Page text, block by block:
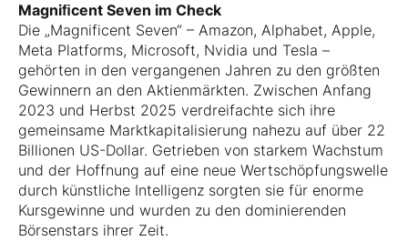
Magniﬁcent Seven im Check
Die „Magnificent Seven“ – Amazon, Alphabet, Apple,
Meta Platforms, Microsoft, Nvidia und Tesla –
gehörten in den vergangenen Jahren zu den größten
Gewinnern an den Aktienmärkten. Zwischen Anfang
2023 und Herbst 2025 verdreifachte sich ihre
gemeinsame Marktkapitalisierung nahezu auf über 22
Billionen US-Dollar. Getrieben von starkem Wachstum
und der Hoffnung auf eine neue Wertschöpfungswelle
durch künstliche Intelligenz sorgten sie für enorme
Kursgewinne und wurden zu den dominierenden
Börsenstars ihrer Zeit.